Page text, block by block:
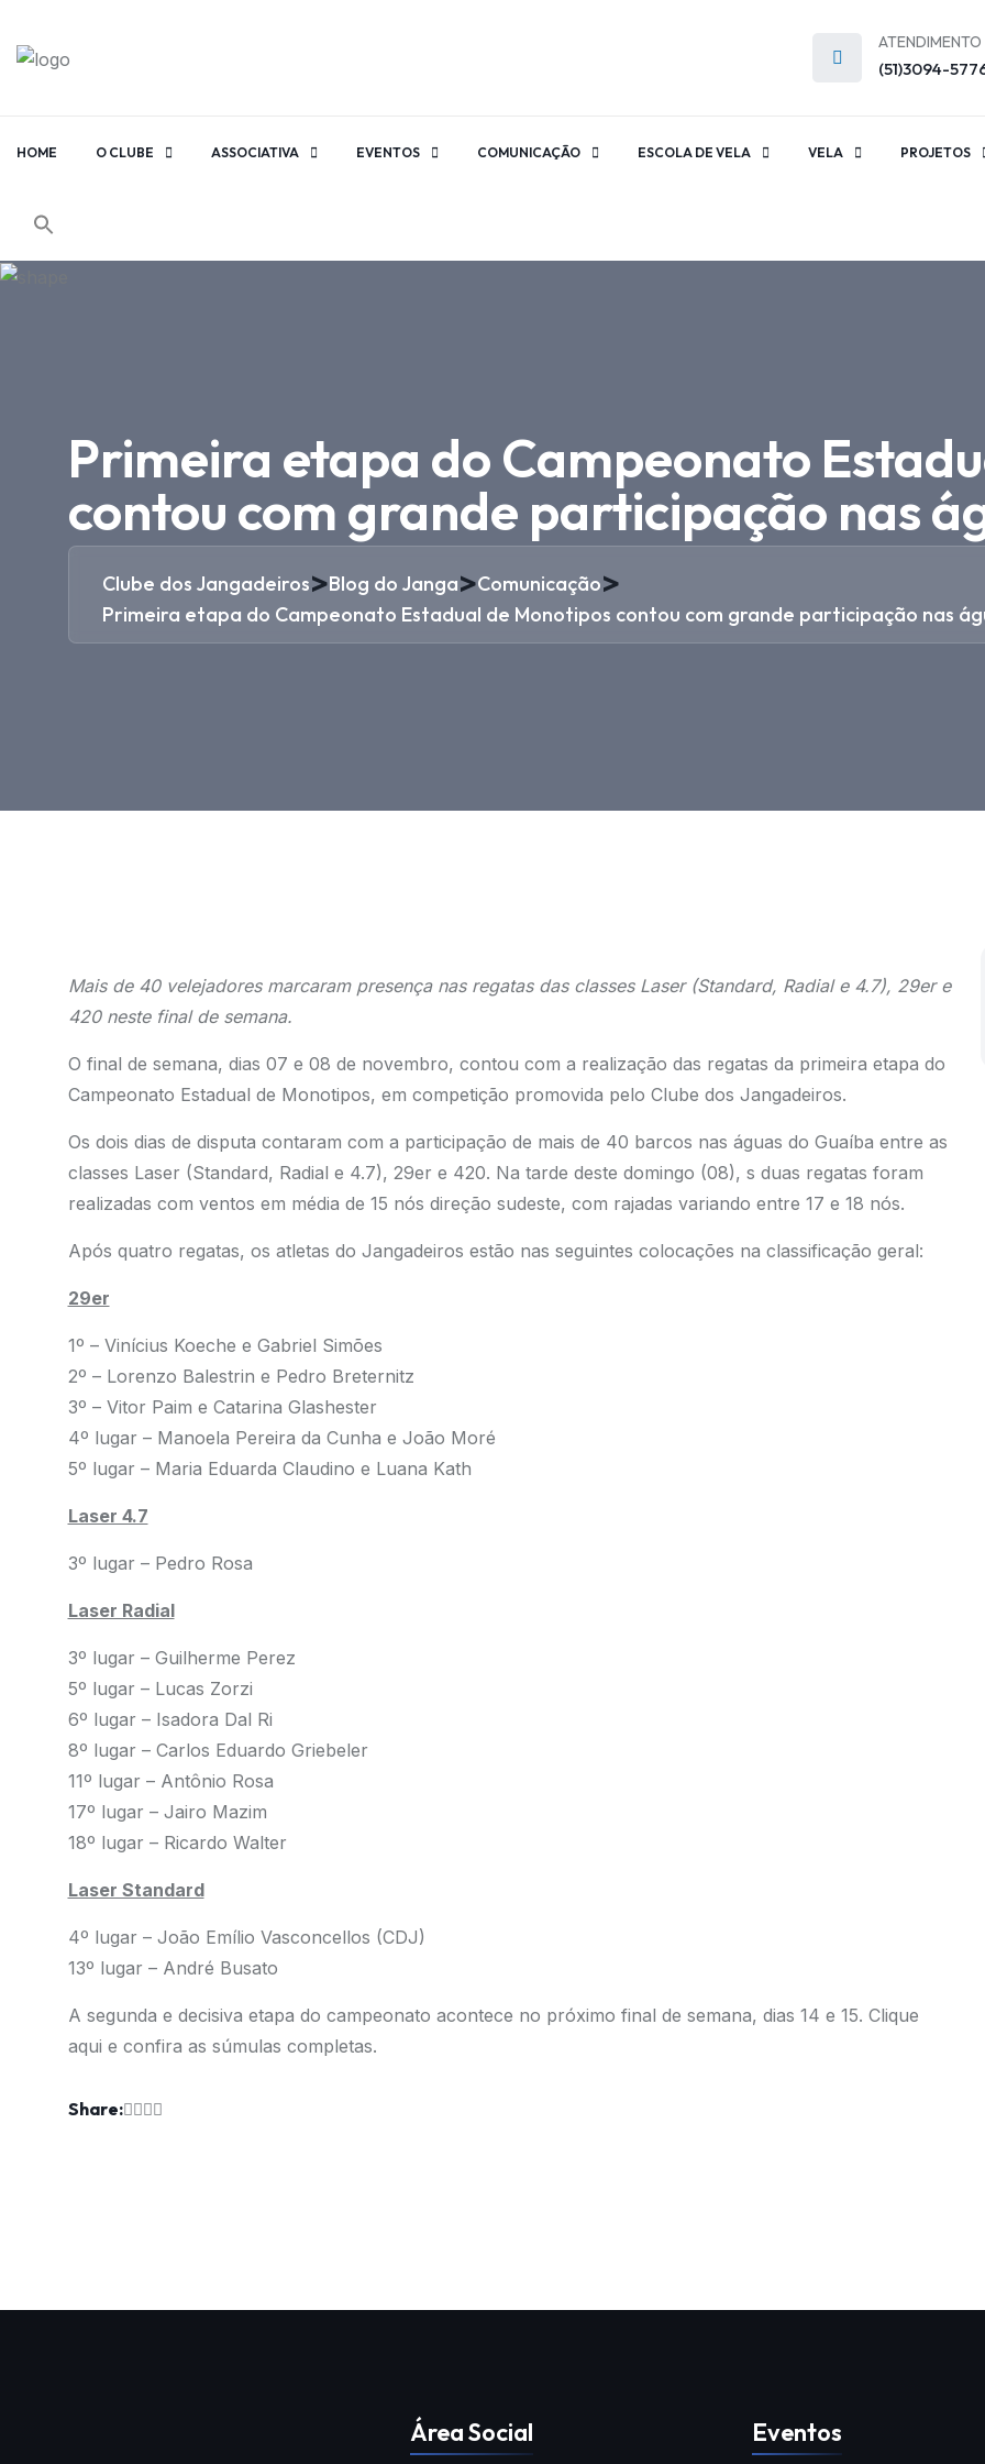
ATENDIMENTO
(51)3094-
HOME O CLUBE ASSOCIATIVA EVENTOS COMUNICAÇÃO ESCOLA DE VELA VELA PROJETOS
Primeira etapa do Campeonato
contou com grande participação nas
Clube dos Jangadeiros>Blog do Janga>Comunicação>
Primeira etapa do Campeonato Estadual de Monotipos contou com grande participação nas
Mais de 40 velejadores marcaram presença nas regatas das classes Laser (Standard, Radial e 4.7), 29er e
420 neste final de semana.
O final de semana, dias 07 e 08 de novembro, contou com a realização das regatas da primeira etapa do
Campeonato Estadual de Monotipos, em competição promovida pelo Clube dos Jangadeiros.
Os dois dias de disputa contaram com a participação de mais de 40 barcos nas águas do Guaíba entre as
classes Laser (Standard, Radial e 4.7), 29er e 420. Na tarde deste domingo (08), s duas regatas foram
realizadas com ventos em média de 15 nós direção sudeste, com rajadas variando entre 17 e 18 nós.
Após quatro regatas, os atletas do Jangadeiros estão nas seguintes colocações na classificação geral:
29er
1º – Vinícius Koeche e Gabriel Simões
2º – Lorenzo Balestrin e Pedro Breternitz
3º – Vitor Paim e Catarina Glashester
4º lugar – Manoela Pereira da Cunha e João Moré
5º lugar – Maria Eduarda Claudino e Luana Kath
Laser 4.7
3º lugar – Pedro Rosa
Laser Radial
3º lugar – Guilherme Perez
5º lugar – Lucas Zorzi
6º lugar – Isadora Dal Ri
8º lugar – Carlos Eduardo Griebeler
11º lugar – Antônio Rosa
17º lugar – Jairo Mazim
18º lugar – Ricardo Walter
Laser Standard
4º lugar – João Emílio Vasconcellos (CDJ)
13º lugar – André Busato
A segunda e decisiva etapa do campeonato acontece no próximo final de semana, dias 14 e 15. Clique
aqui e confira as súmulas completas.
Share:
Área Social Eventos